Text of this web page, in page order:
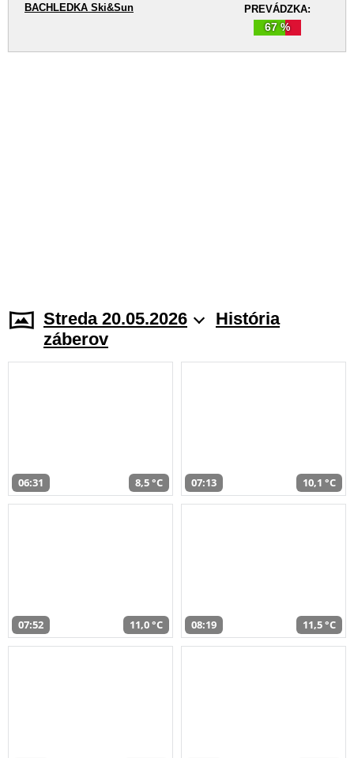
PREVÁDZKA:
67 %
BACHLEDKA Ski&Sun
Streda 20.05.2026
História
záberov
06:31 8,5 °C 07:13 10,1 °C
07:52 11,0 °C 08:19 11,5 °C